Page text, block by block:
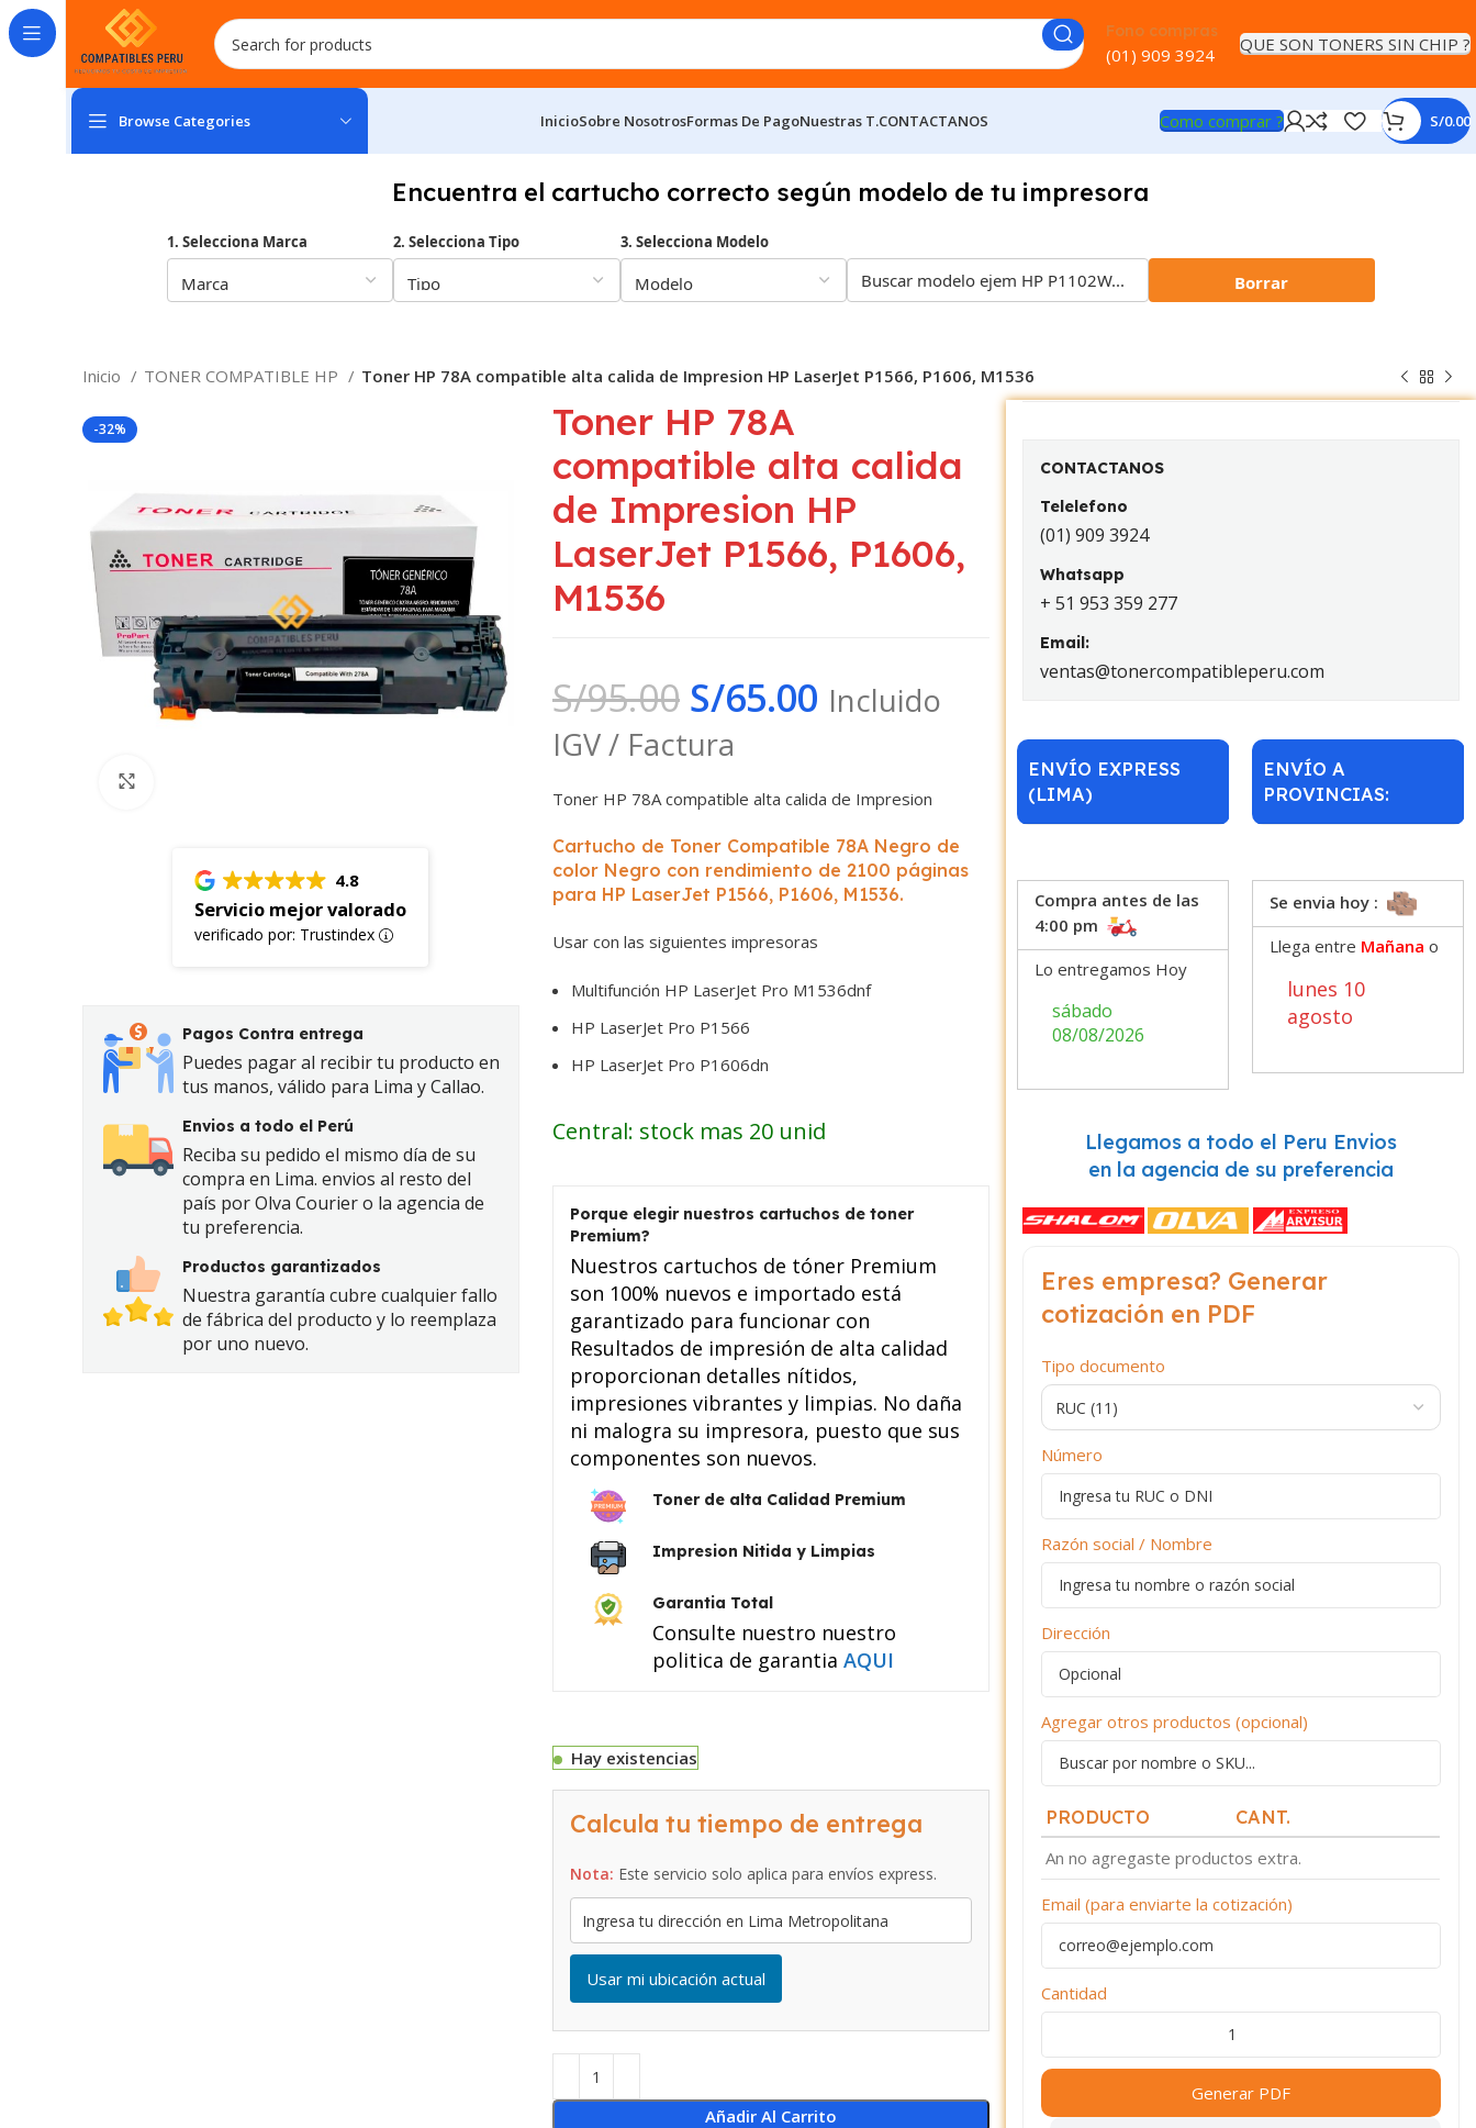
Fono compras
(01) 909 3924 QUE SON TONERS SIN CHIP ?
Browse Categories InicioSobre NosotrosFormas De PagoNuestras T.CONTACTANOS Como comprar ? S/0.00
Encuentra el cartucho correcto según modelo de tu impresora
1. Selecciona Marca 2. Selecciona Tipo 3. Selecciona Modelo
Borrar
Inicio TONER COMPATIBLE HP Toner HP 78A compatible alta calida de Impresion HP LaserJet P1566, P1606, M1536
-32%
4.8
Servicio mejor valorado
verificado por: Trustindex
Pagos Contra entrega
Puedes pagar al recibir tu producto en
tus manos, válido para Lima y Callao.
Envios a todo el Perú
Reciba su pedido el mismo día de su
compra en Lima. envios al resto del
país por Olva Courier o la agencia de
tu preferencia.
Productos garantizados
Nuestra garantía cubre cualquier fallo
de fábrica del producto y lo reemplaza
por uno nuevo.
Toner HP 78A
compatible alta calida
de Impresion HP
LaserJet P1566, P1606,
M1536
S/95.00 S/65.00 Incluido
IGV / Factura
Toner HP 78A compatible alta calida de Impresion
Cartucho de Toner Compatible 78A Negro de
color Negro con rendimiento de 2100 páginas
para HP LaserJet P1566, P1606, M1536.
Usar con las siguientes impresoras
Multifunción HP LaserJet Pro M1536dnf
HP LaserJet Pro P1566
HP LaserJet Pro P1606dn
Central: stock mas 20 unid
Porque elegir nuestros cartuchos de toner
Premium?
Nuestros cartuchos de tóner Premium
son 100% nuevos e importado está
garantizado para funcionar con
Resultados de impresión de alta calidad
proporcionan detalles nítidos,
impresiones vibrantes y limpias. No daña
ni malogra su impresora, puesto que sus
componentes son nuevos.
Toner de alta Calidad Premium
Impresion Nitida y Limpias
Garantia Total
Consulte nuestro nuestro
politica de garantia AQUI
Hay existencias
Calcula tu tiempo de entrega
Nota: Este servicio solo aplica para envíos express.
Usar mi ubicación actual
Añadir Al Carrito
CONTACTANOS
Telelefono
(01) 909 3924
Whatsapp
+ 51 953 359 277
Email:
ventas@tonercompatibleperu.com
ENVÍO EXPRESS
(LIMA)
Compra antes de las
4:00 pm
Lo entregamos Hoy
sábado
08/08/2026
ENVÍO A
PROVINCIAS:
Se envia hoy :
Llega entre Mañana o
lunes 10
agosto
Llegamos a todo el Peru Envios
en la agencia de su preferencia
Eres empresa? Generar
cotización en PDF
Tipo documento
Número
Razón social / Nombre
Dirección
Agregar otros productos (opcional)
PRODUCTO CANT.
An no agregaste productos extra.
Email (para enviarte la cotización)
Cantidad
Generar PDF